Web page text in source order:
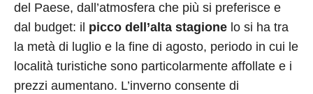
del Paese, dall’atmosfera che più si preferisce e
dal budget: il picco dell’alta stagione lo si ha tra
la metà di luglio e la fine di agosto, periodo in cui le
località turistiche sono particolarmente affollate e i
prezzi aumentano. L’inverno consente di